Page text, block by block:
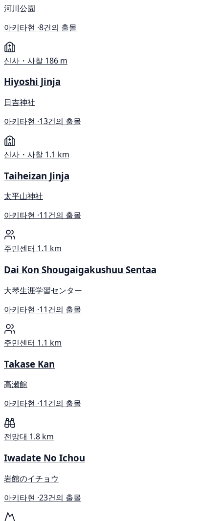
河川公園
아키타현 ·8건의 출몰
신사・사찰 186 m
Hiyoshi Jinja
日吉神社
아키타현 ·13건의 출몰
신사・사찰 1.1 km
Taiheizan Jinja
太平山神社
아키타현 ·11건의 출몰
주민센터 1.1 km
Dai Kon Shougaigakushuu Sentaa
大琴生涯学習センター
아키타현 ·11건의 출몰
주민센터 1.1 km
Takase Kan
高瀬館
아키타현 ·11건의 출몰
전망대 1.8 km
Iwadate No Ichou
岩館のイチョウ
아키타현 ·23건의 출몰